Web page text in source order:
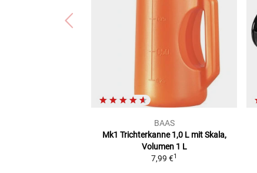
BAAS
Mk1 Trichterkanne 1,0 L mit Skala,
Volumen 1 L
7,99 €1